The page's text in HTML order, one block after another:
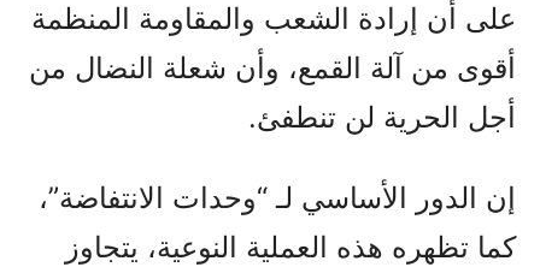
على أن إرادة الشعب والمقاومة المنظمة
أقوى من آلة القمع، وأن شعلة النضال من
أجل الحرية لن تنطفئ.
إن الدور الأساسي لـ “وحدات الانتفاضة”،
كما تظهره هذه العملية النوعية، يتجاوز